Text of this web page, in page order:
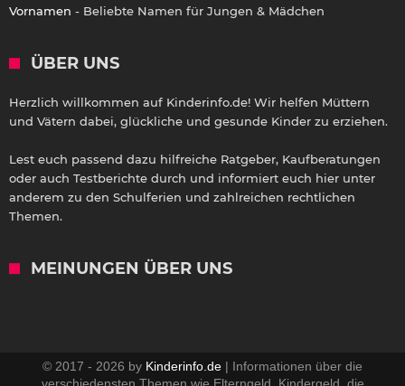
Vornamen - Beliebte Namen für Jungen & Mädchen
ÜBER UNS
Herzlich willkommen auf Kinderinfo.de! Wir helfen Müttern
und Vätern dabei, glückliche und gesunde Kinder zu erziehen.
Lest euch passend dazu hilfreiche Ratgeber, Kaufberatungen
oder auch Testberichte durch und informiert euch hier unter
anderem zu den Schulferien und zahlreichen rechtlichen
Themen.
MEINUNGEN ÜBER UNS
© 2017 - 2026 by Kinderinfo.de | Informationen über die